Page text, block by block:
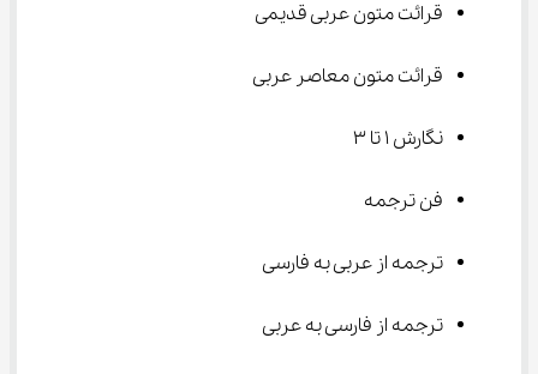
قرائت متون عربی قدیمی
قرائت متون معاصر عربی
نگارش 1 تا 3
فن ترجمه
ترجمه از عربی به فارسی
ترجمه از فارسی به عربی